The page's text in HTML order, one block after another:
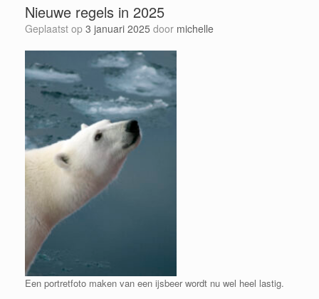
Nieuwe regels in 2025
Geplaatst op 3 januari 2025 door michelle
Een portretfoto maken van een ijsbeer wordt nu wel heel lastig.